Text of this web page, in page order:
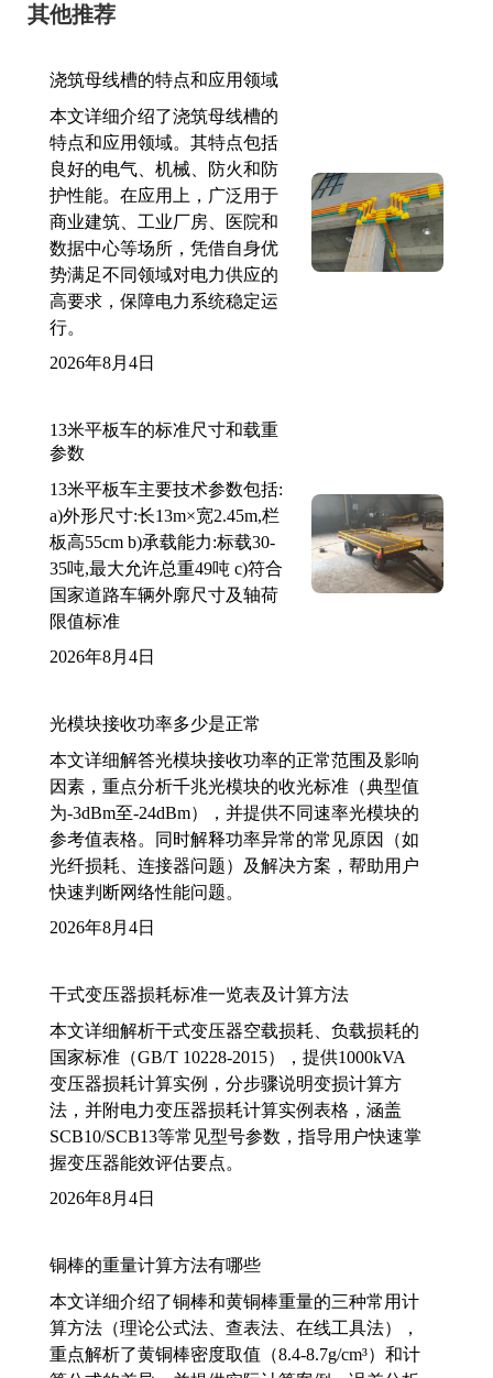
其他推荐
浇筑母线槽的特点和应用领域
本文详细介绍了浇筑母线槽的
特点和应用领域。其特点包括
良好的电气、机械、防火和防
护性能。在应用上，广泛用于
商业建筑、工业厂房、医院和
数据中心等场所，凭借自身优
势满足不同领域对电力供应的
高要求，保障电力系统稳定运
行。
2026年8月4日
13米平板车的标准尺寸和载重
参数
13米平板车主要技术参数包括:
a)外形尺寸:长13m×宽2.45m,栏
板高55cm b)承载能力:标载30-
35吨,最大允许总重49吨 c)符合
国家道路车辆外廓尺寸及轴荷
限值标准
2026年8月4日
光模块接收功率多少是正常
本文详细解答光模块接收功率的正常范围及影响
因素，重点分析千兆光模块的收光标准（典型值
为-3dBm至-24dBm），并提供不同速率光模块的
参考值表格。同时解释功率异常的常见原因（如
光纤损耗、连接器问题）及解决方案，帮助用户
快速判断网络性能问题。
2026年8月4日
干式变压器损耗标准一览表及计算方法
本文详细解析干式变压器空载损耗、负载损耗的
国家标准（GB/T 10228-2015），提供1000kVA
变压器损耗计算实例，分步骤说明变损计算方
法，并附电力变压器损耗计算实例表格，涵盖
SCB10/SCB13等常见型号参数，指导用户快速掌
握变压器能效评估要点。
2026年8月4日
铜棒的重量计算方法有哪些
本文详细介绍了铜棒和黄铜棒重量的三种常用计
算方法（理论公式法、查表法、在线工具法），
重点解析了黄铜棒密度取值（8.4-8.7g/cm³）和计